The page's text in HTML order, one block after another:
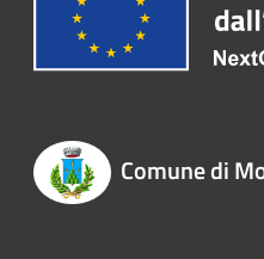
Comune di